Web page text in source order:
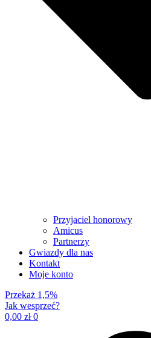
Przyjaciel honorowy
Amicus
Partnerzy
Gwiazdy dla nas
Kontakt
Moje konto
Przekaż 1,5%
Jak wesprzeć?
0,00 zł 0